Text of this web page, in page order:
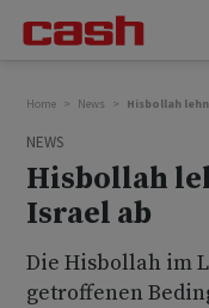
Home News Hisbollah
NEWS
Hisbollah
Israel ab
Die Hisbollah im
getroffenen